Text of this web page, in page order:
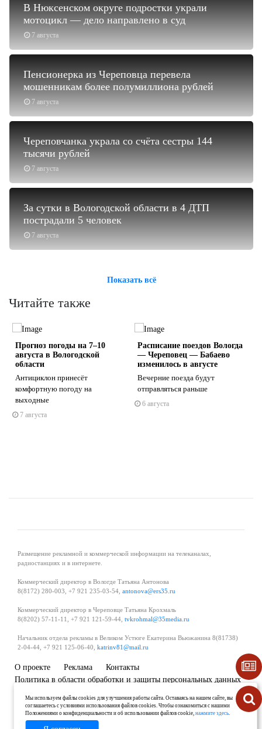
7 августа
В Нюксенском округе подростки украли
мотоцикл — дело направлено в суд
7 августа
Пенсионерка из Череповца перевела
мошенникам более полумиллиона рублей
7 августа
Череповчанка украла со счёта сестры 144
тысячи рублей
7 августа
За сутки в Вологодской области в 4 ДТП
пострадали 5 человек
Показать всё
Читайте также
Прогноз погоды на 7–10
августа в Вологодской
области
Антициклон принесёт
комфортную погоду на
выходные
7 августа
Расписание поездов Вологда
— Череповец — Бабаево
изменилось в августе
Вечерние поезда будут
отправляться раньше
6 августа
Размещение рекламной и коммерческой информации на телеканалах,
радиостанциях и в интернете.
Коммерческий директор в Вологде Татьяна Антонова
8(8172) 280-003, +7 921 235-03-54, antonova@ers35.ru
Коммерческий директор в Череповце Татьяна Крохмаль
8(8202) 57-11-11, +7 921 121-59-44, tvkrohmal@35media.ru
Начальник отдела рекламы в Великом Устюге Екатерина Вьюжанина 8(81738)
2-04-44, +7 921 125-06-40, katrinv81@mail.ru
О проекте Реклама
Контакты
Политика в области обработки и защиты персональных данных
Мы используем файлы cookies для улучшения работы сайта. Оставаясь на нашем сайте, вы
соглашаетесь с условиями использования файлов cookies. Чтобы ознакомиться с нашими
Положениями о конфиденциальности и об использовании файлов cookie,нажмите здесь.